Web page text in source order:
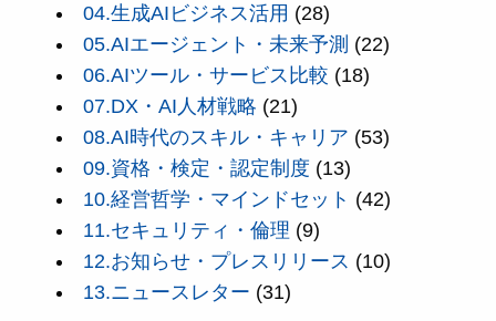
04.生成AIビジネス活用 (28)
05.AIエージェント・未来予測 (22)
06.AIツール・サービス比較 (18)
07.DX・AI人材戦略 (21)
08.AI時代のスキル・キャリア (53)
09.資格・検定・認定制度 (13)
10.経営哲学・マインドセット (42)
11.セキュリティ・倫理 (9)
12.お知らせ・プレスリリース (10)
13.ニュースレター (31)